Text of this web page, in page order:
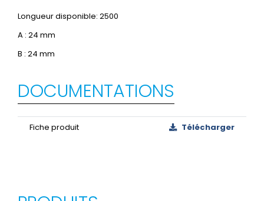
Longueur disponible: 2500
A : 24 mm
B : 24 mm
DOCUMENTATIONS
Fiche produit Télécharger